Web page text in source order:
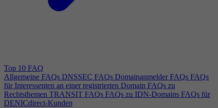
Top 10 FAQ
Allgemeine FAQs DNSSEC FAQs Domainanmelder FAQs FAQs
für Interessenten an einer registrierten Domain FAQs zu
Rechtsthemen TRANSIT FAQs FAQs zu IDN-Domains FAQs für
DENICdirect-Kunden